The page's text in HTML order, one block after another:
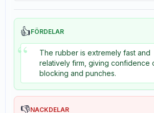
👍FÖRDELAR
“
The rubber is extremely fast and
relatively firm, giving confidence
blocking and punches.
👎NACKDELAR